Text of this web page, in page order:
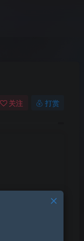
关注 打赏